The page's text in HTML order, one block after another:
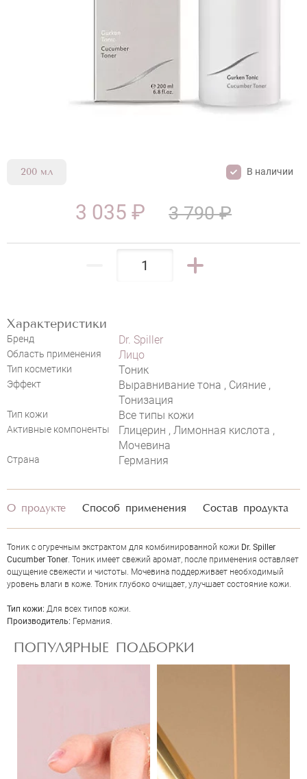
DR. SPILLER CUCUMBER TONER
200 мл В наличии
Характеристики
Бренд Dr. Spiller
Область применения Лицо
Тип косметики Тоник
Эффект
Выравнивание тона , Сияние ,
Тонизация
Тип кожи Все типы кожи
Активные компоненты
Глицерин , Лимонная кислота ,
Мочевина
Страна Германия
3 035 ₽ 3 790 ₽
ОЦЕНКА
Отправить
О продукте Способ применения Состав продукта
Тоник с огуречным экстрактом для комбинированной кожи Dr. Spiller
Cucumber Toner. Тоник имеет свежий аромат, после применения оставляет
ощущение свежести и чистоты. Мочевина поддерживает необходимый
уровень влаги в коже. Тоник глубоко очищает, улучшает состояние кожи.
Тип кожи: Для всех типов кожи.
Производитель: Германия.
ПОПУЛЯРНЫЕ ПОДБОРКИ